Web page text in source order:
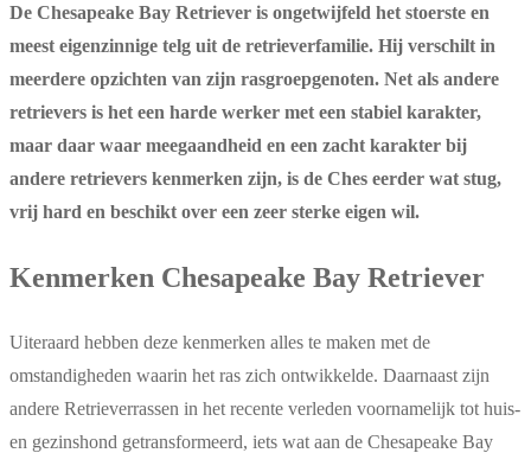
De Chesapeake Bay Retriever is ongetwijfeld het stoerste en
meest eigenzinnige telg uit de retrieverfamilie. Hij verschilt in
meerdere opzichten van zijn rasgroepgenoten. Net als andere
retrievers is het een harde werker met een stabiel karakter,
maar daar waar meegaandheid en een zacht karakter bij
andere retrievers kenmerken zijn, is de Ches eerder wat stug,
vrij hard en beschikt over een zeer sterke eigen wil.
Kenmerken Chesapeake Bay Retriever
Uiteraard hebben deze kenmerken alles te maken met de
omstandigheden waarin het ras zich ontwikkelde. Daarnaast zijn
andere Retrieverrassen in het recente verleden voornamelijk tot huis-
en gezinshond getransformeerd, iets wat aan de Chesapeake Bay